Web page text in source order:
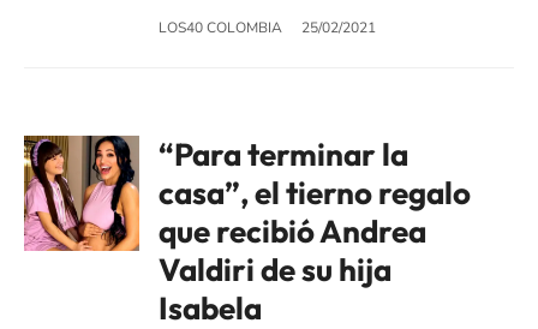
LOS40 COLOMBIA 25/02/2021
“Para terminar la
casa”, el tierno regalo
que recibió Andrea
Valdiri de su hija
Isabela